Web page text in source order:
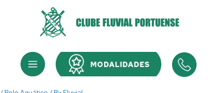
Menu Menu